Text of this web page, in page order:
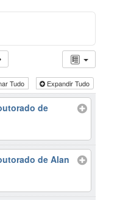
Tudo Expandir Tudo
de
de Alan